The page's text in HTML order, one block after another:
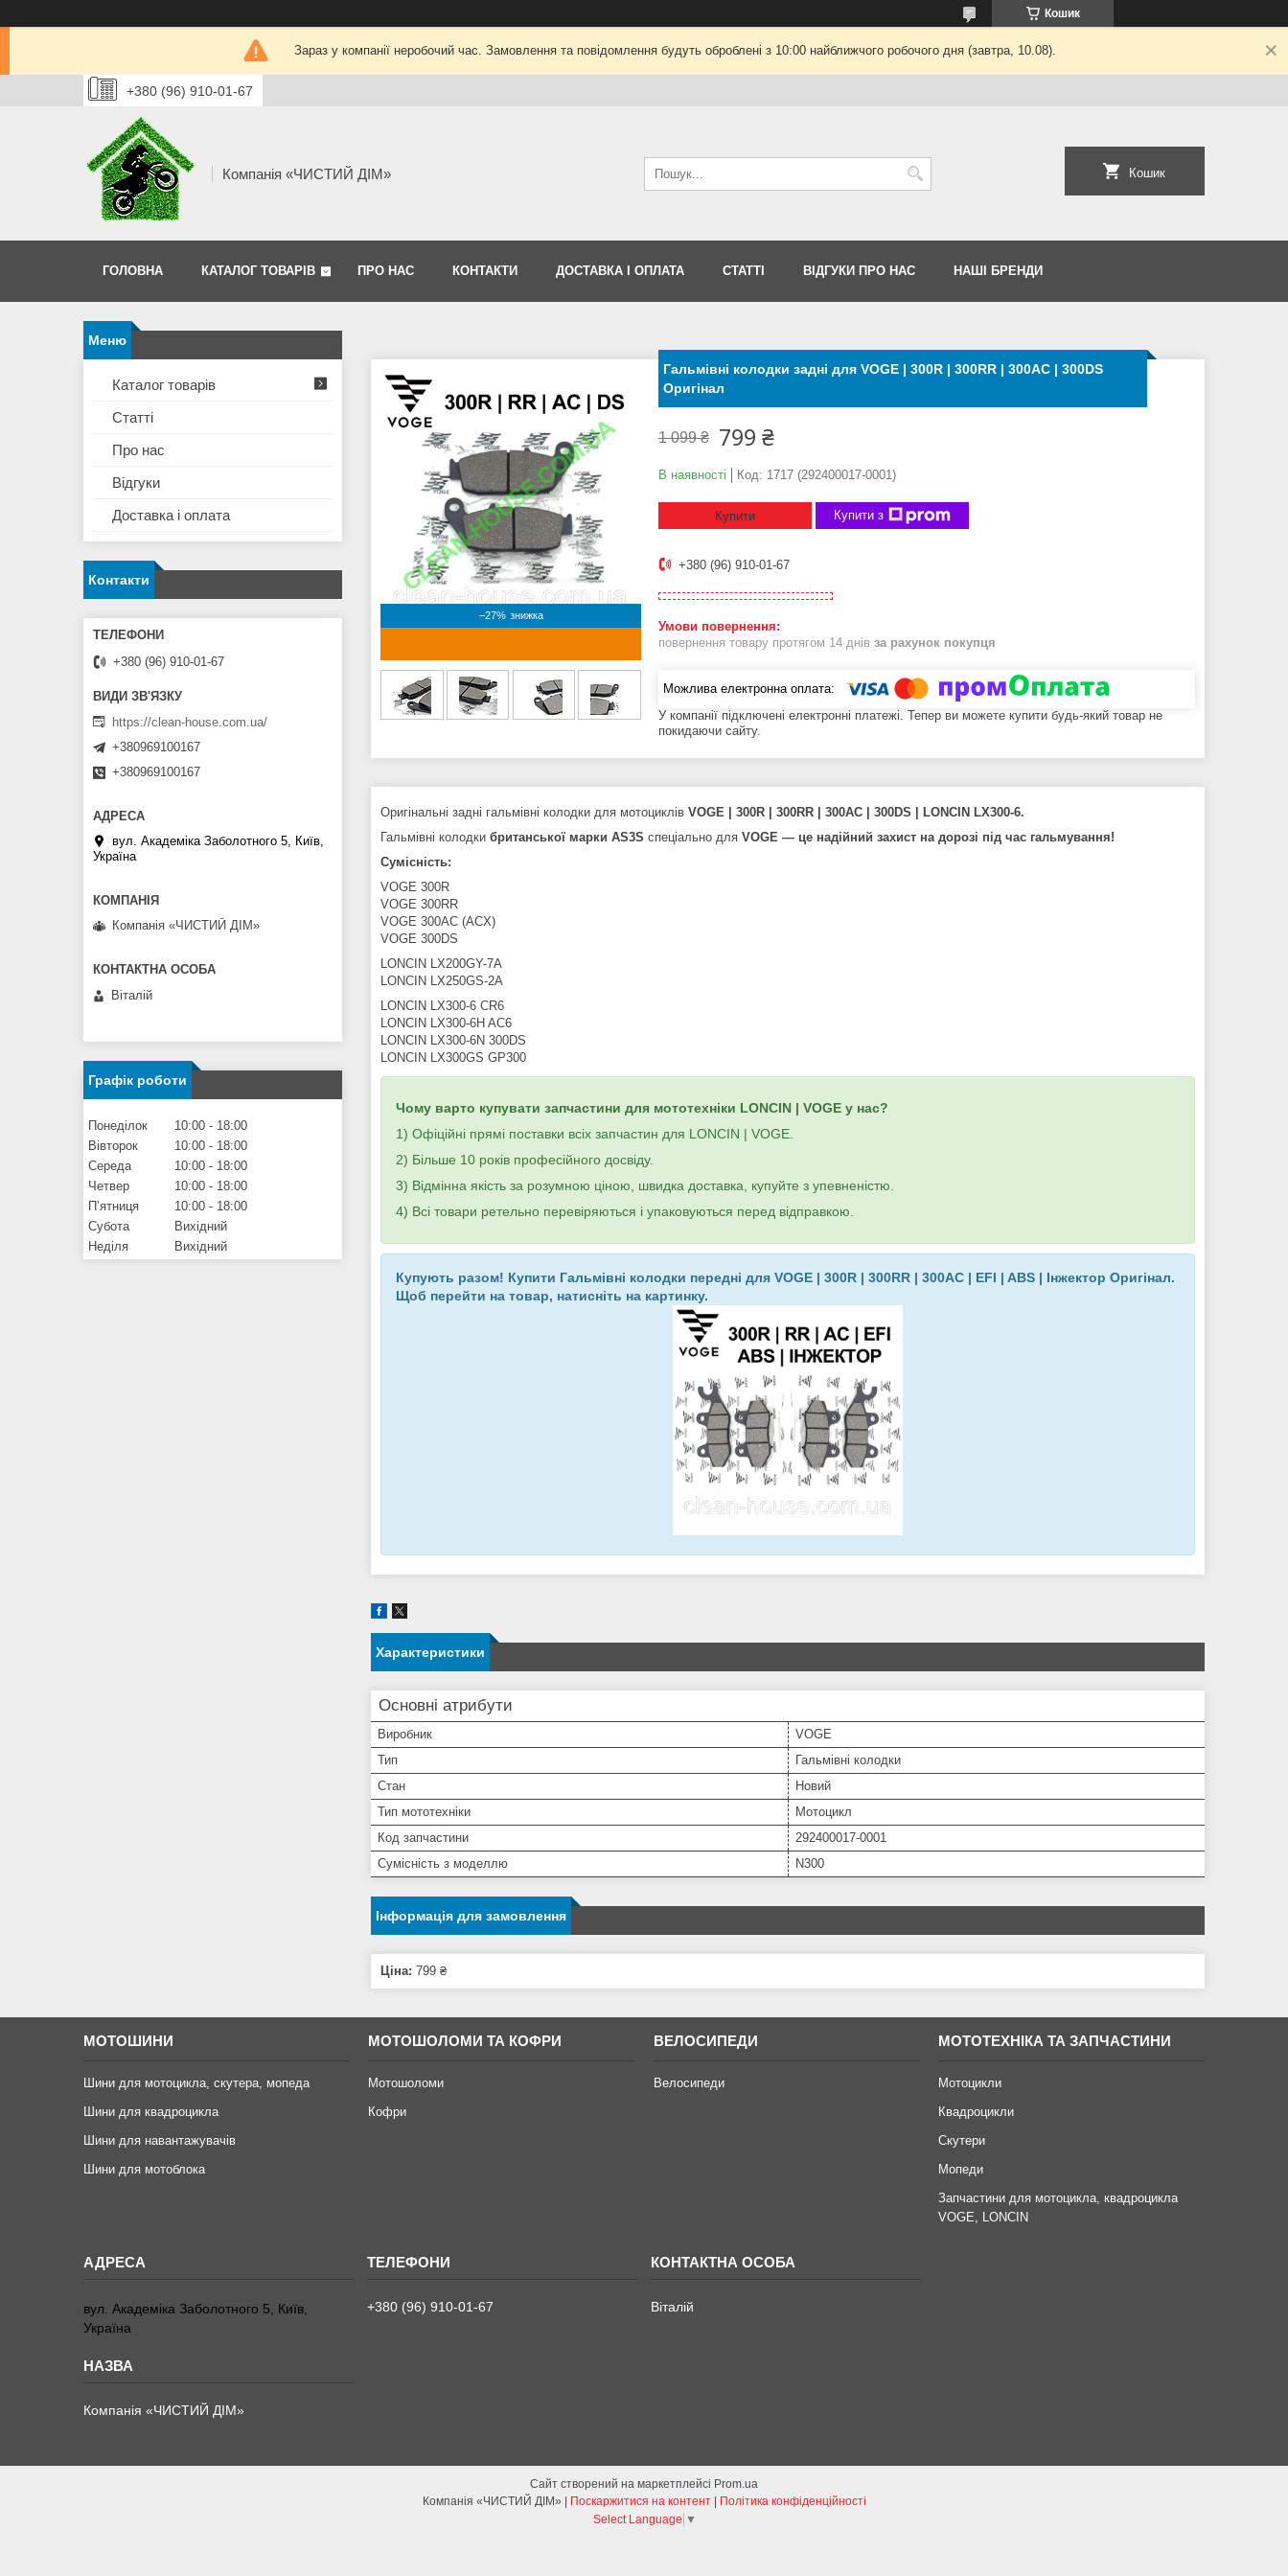
Кошик
Зараз у компанії неробочий час. Замовлення та повідомлення будуть оброблені з 10:00 найближчого робочого дня (завтра, 10.08).
+380 (96) 910-01-67
Компанія «ЧИСТИЙ ДІМ» Кошик
ГОЛОВНА КАТАЛОГ ТОВАРІВ ПРО НАС КОНТАКТИ ДОСТАВКА І ОПЛАТА СТАТТІ ВІДГУКИ ПРО НАС НАШІ БРЕНДИ
–27%
Гальмівні колодки задні для VOGE | 300R | 300RR | 300AC | 300DS
Оригінал
1 099 ₴ 799 ₴
В наявності Код: 1717 (292400017-0001)
Купити Купити з
+380 (96) 910-01-67
повернення товару протягом 14 днів за рахунок покупця
У компанії підключені електронні платежі. Тепер ви можете купити будь-який товар не
покидаючи сайту.
Оригінальні задні гальмівні колодки для мотоциклів VOGE | 300R | 300RR | 300AC | 300DS | LONCIN LX300-6.
Гальмівні колодки британської марки AS3S спеціально для VOGE — це надійний захист на дорозі під час гальмування!
Сумісність:
VOGE 300R
VOGE 300RR
VOGE 300AC (ACX)
VOGE 300DS
LONCIN LX200GY-7A
LONCIN LX250GS-2A
LONCIN LX300-6 CR6
LONCIN LX300-6H AC6
LONCIN LX300-6N 300DS
LONCIN LX300GS GP300
Чому варто купувати запчастини для мототехніки LONCIN | VOGE у нас?
1) Офіційні прямі поставки всіх запчастин для LONCIN | VOGE.
2) Більше 10 років професійного досвіду.
3) Відмінна якість за розумною ціною, швидка доставка, купуйте з упевненістю.
4) Всі товари ретельно перевіряються і упаковуються перед відправкою.
Купують разом! Купити Гальмівні колодки передні для VOGE | 300R | 300RR | 300AC | EFI | ABS | Інжектор Оригінал.
Щоб перейти на товар, натисніть на картинку.
Характеристики
Основні атрибути
Виробник
VOGE
Тип
Гальмівні колодки
Стан
Новий
Тип мототехніки
Мотоцикл
Код запчастини
292400017-0001
Сумісність з моделлю
N300
Інформація для замовлення
Ціна: 799 ₴
Каталог товарів
Статті
Про нас
Відгуки
Доставка і оплата
Контакти
+380 (96) 910-01-67
https://clean-house.com.ua/
+380969100167
+380969100167
вул. Академіка Заболотного 5, Київ,
Україна
Компанія «ЧИСТИЙ ДІМ»
Віталій
Графік роботи
Понеділок 10:00
18:00
Вівторок
10:00
18:00
Середа
10:00
18:00
Четвер
10:00
18:00
Пʼятниця
10:00
18:00
Субота
Вихідний
Неділя
Вихідний
МОТОШИНИ
Шини для мотоцикла, скутера, мопеда
Шини для квадроцикла
Шини для навантажувачів
Шини для мотоблока
МОТОШОЛОМИ ТА КОФРИ
Мотошоломи
Кофри
ВЕЛОСИПЕДИ
Велосипеди
МОТОТЕХНІКА ТА ЗАПЧАСТИНИ
Мотоцикли
Квадроцикли
Скутери
Мопеди
Запчастини для мотоцикла, квадроцикла
VOGE, LONCIN
вул. Академіка Заболотного 5, Київ,
Україна
Компанія «ЧИСТИЙ ДІМ»
+380 (96) 910-01-67 Віталій
Сайт створений на маркетплейсі Prom.ua
Компанія «ЧИСТИЙ ДІМ» | Поскаржитися на контент | Політика конфіденційності
Select Language ▼